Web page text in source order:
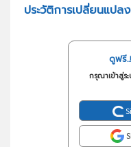
ประวัติการเปลี่ยนแปลง
ดูฟรี
กรุณาเข้าสู่ร